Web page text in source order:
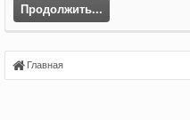
Продолжить...
Главная